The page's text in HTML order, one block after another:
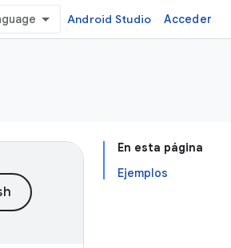
Android Studio Acceder
En esta página
Ejemplos